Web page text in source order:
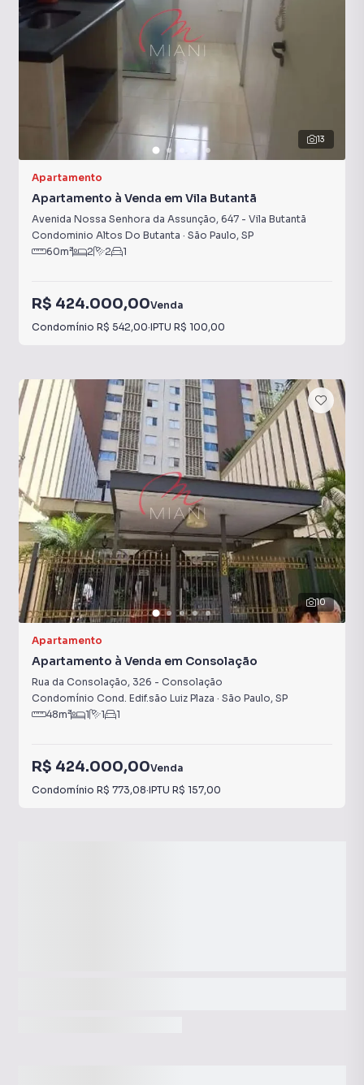
13
Apartamento
Apartamento à Venda em Vila Butantã
Avenida Nossa Senhora da Assunção, 647 - Vila Butantã
Condominio Altos Do Butanta · São Paulo, SP
60m² 2 2 1
R$ 424.000,00Venda
Condomínio R$ 542,00·IPTU R$ 100,00
10
Apartamento
Apartamento à Venda em Consolação
Rua da Consolação, 326 - Consolação
Condomínio Cond. Edif.são Luiz Plaza · São Paulo, SP
48m² 1 1 1
R$ 424.000,00Venda
Condomínio R$ 773,08·IPTU R$ 157,00